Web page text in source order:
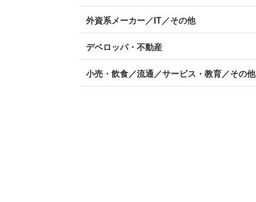
外資系メーカー／IT／その他
デベロッパ・不動産
小売・飲食／流通／サービス・教育／その他